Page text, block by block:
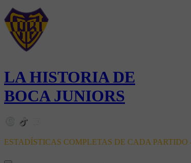
LA HISTORIA DE
BOCA JUNIORS
ESTADÍSTICAS COMPLETAS DE CADA